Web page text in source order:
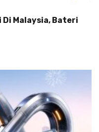
Di Malaysia, Bateri